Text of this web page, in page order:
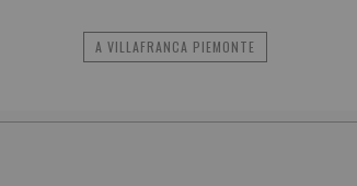
A VILLAFRANCA PIEMONTE